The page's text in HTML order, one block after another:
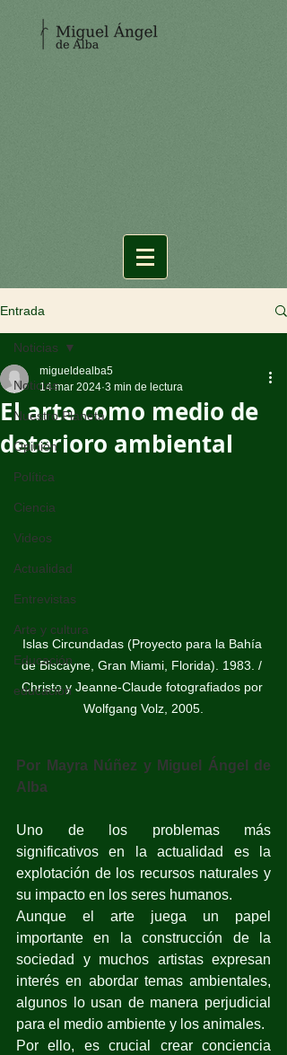
Entrada
Noticias
Nuestro Planeta
Opinión
Política
Ciencia
Videos
Actualidad
Entrevistas
Arte y cultura
Educación
educación
Noticias
El arte como medio de
deterioro ambiental
migueldealba5
14 mar 2024 3 min de lectura
Islas Circundadas (Proyecto para la Bahía
de Biscayne, Gran Miami, Florida). 1983. /
Christo y Jeanne-Claude fotografiados por
Wolfgang Volz, 2005.
Por Mayra Núñez y Miguel Ángel de
Alba
Uno de los problemas más
significativos en la actualidad es la
explotación de los recursos naturales y
su impacto en los seres humanos.
Aunque el arte juega un papel
importante en la construcción de la
sociedad y muchos artistas expresan
interés en abordar temas ambientales,
algunos lo usan de manera perjudicial
para el medio ambiente y los animales.
Por ello, es crucial crear conciencia